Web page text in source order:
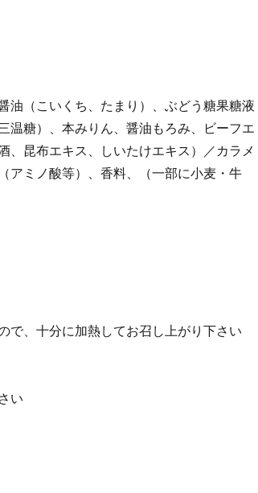
油（こいくち、たまり）、ぶどう糖果糖液
温糖）、本みりん、醤油もろみ、ビーフエ
、昆布エキス、しいたけエキス）／カラメ
アミノ酸等）、香料、（一部に小麦・牛
で、十分に加熱してお召し上がり下さい
い